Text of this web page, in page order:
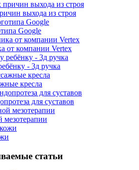
выхода из строя
Google
от компании Vertex
- 3д ручка
кресла
для суставов
мезотерапии
статьи